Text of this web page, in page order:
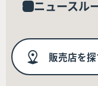
ニュースル
販売店を